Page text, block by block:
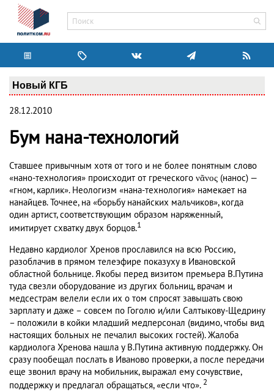
Новый КГБ
28.12.2010
Бум нана-технологий
Ставшее привычным хотя от того и не более понятным слово
«нано-технология» происходит от греческого νᾶνος (нанос) —
«гном, карлик». Неологизм «нана-технология» намекает на
нанайцев. Точнее, на «борьбу нанайских мальчиков», когда
один артист, соответствующим образом наряженный,
имитирует схватку двух борцов.1
Недавно кардиолог Хренов прославился на всю Россию,
разоблачив в прямом телеэфире показуху в Ивановской
областной больнице. Якобы перед визитом премьера В.Путина
туда свезли оборудование из других больниц, врачам и
медсестрам велели если их о том спросят завышать свою
зарплату и даже – совсем по Гоголю и/или Салтыкову-Щедрину
– положили в койки младший медперсонал (видимо, чтобы вид
настоящих больных не печалил высоких гостей). Жалоба
кардиолога Хренова нашла у В.Путина активную поддержку. Он
сразу пообещал послать в Иваново проверки, а после передачи
еще звонил врачу на мобильник, выражал ему сочувствие,
поддержку и предлагал обращаться, «если что». 2